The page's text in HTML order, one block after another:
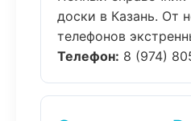
доски в Казань. От
телефонов
Телефон: 8 (974)